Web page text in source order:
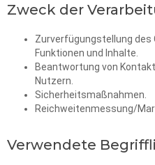
Zweck der
Zurverfügungstellung des
Funktionen und Inhalte.
Beantwortung von
Nutzern.
Sicherheitsmaßnahmen.
Reichweitenmessung/
Verwendete